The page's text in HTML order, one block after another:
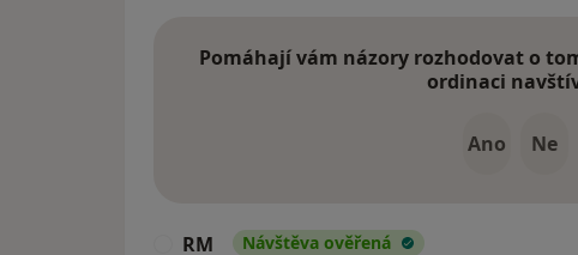
Pomáhají vám názory rozhodovat o
ordinaci
Ano Ne
RM Návštěva ověřená